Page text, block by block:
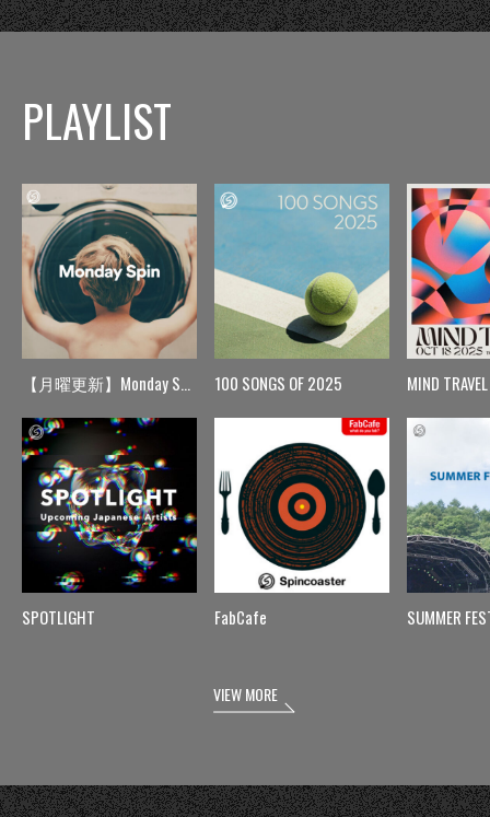
PLAYLIST
【月曜更新】Monday Spin
SPOTLIGHT
100 SONGS OF 2025
FabCafe
MIND TRAVEL
SUMMER
VIEW MORE